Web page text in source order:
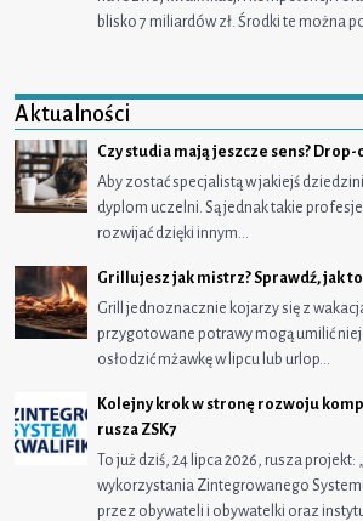
blisko 7 miliardów zł. Środki te można
Aktualności
Czy studia mają jeszcze sens?
Aby zostać specjalistą w jakiejś
dyplom uczelni. Są jednak takie
rozwijać dzięki innym…
Grillujesz jak mistrz? Sprawdź, jak
Grill jednoznacznie kojarzy się z
przygotowane potrawy mogą umilić
osłodzić mżawkę w lipcu lub urlop…
Kolejny krok w stronę rozwoju
rusza ZSK7
To już dziś, 24 lipca 2026, rusza projekt:
wykorzystania Zintegrowanego
przez obywateli i obywatelki oraz